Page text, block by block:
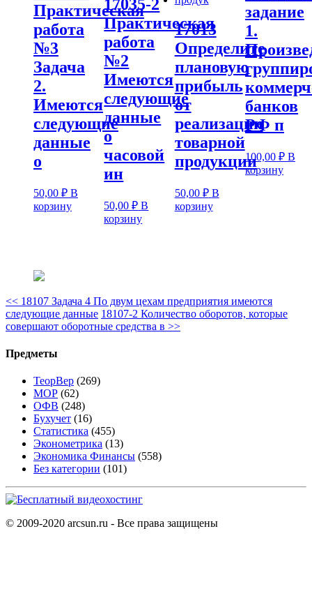
Практическая
работа
№3
Задача
2.
Имеются
следующие
данные
о
50,00 ₽ В
корзину
17035-2
Практическая
работа
№2
Имеются
следующие
данные
о
часовой
ин
50,00₽ В
корзину
17013
Определите
плановую
прибыль
от
реализации
товарной
продукции
50,00 ₽ В
корзину
задание
1.
банков
РФ п
100,00 ₽ В
корзину
<< 18107 Задача 4 По двум цехам предприятия имеются
следующие данные 18107-2 Количество оборотов, которые
совершают оборотные средства в >>
Предметы
ТеорВер (269)
МОР (62)
ОФВ (248)
Бухучет (16)
Статистика (455)
Эконометрика (13)
Экономика Финансы (558)
Без категории (101)
© 2009-2020 arcsun.ru - Все права защищены